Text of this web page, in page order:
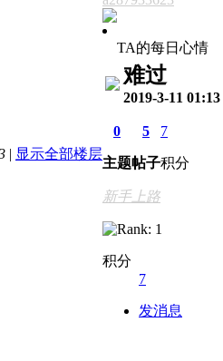
| 显示全部楼层
TA的每日心情
难过
2019-3-11 01:13
0
主题
5
帖子
7
积分
新手上路
积分
7
发消息